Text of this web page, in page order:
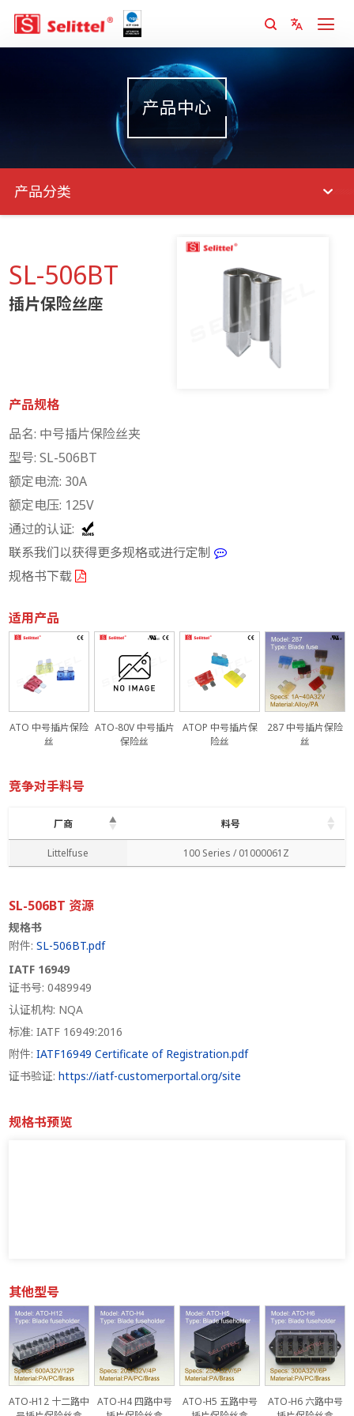
产品中心
产品分类
SL-506BT
插片保险丝座
产品规格
品名: 中号插片保险丝夹
型号: SL-506BT
额定电流: 30A
额定电压: 125V
通过的认证:
联系我们以获得更多规格或进行定制
规格书下载
适用产品
ATO 中号插片保险
丝
ATO-80V 中号插片
保险丝
ATOP 中号插片保
险丝
287 中号插片保险
丝
竞争对手料号
厂商
料号
厂商
料号
Littelfuse 100 Series / 01000061Z
SL-506BT 资源
规格书
附件:SL-506BT.pdf
IATF 16949
证书号: 0489949
认证机构: NQA
标准: IATF 16949:2016
附件:IATF16949 Certificate of Registration.pdf
证书验证:https://iatf-customerportal.org/site
规格书预览
其他型号
ATO-H12 十二路中
ATO-H4 四路中号
ATO-H5 五路中号
ATO-H6 六路中号